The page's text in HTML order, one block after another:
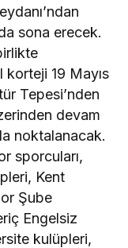
sona erecek.
19 Mayıs
Tepesi’nden
devam
noktalanacak.
sporcuları,
Kent
Şube
Engelsiz
kulüpleri,